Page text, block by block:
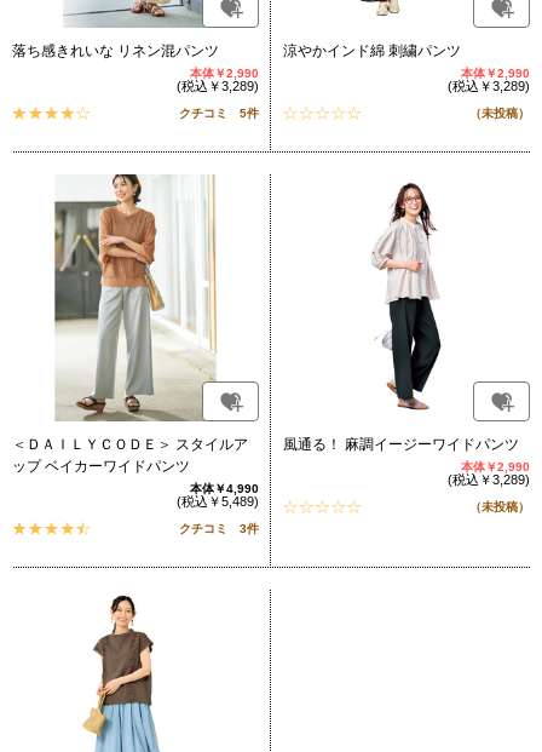
落ち感きれいな リネン混パンツ
本体￥2,990
(税込￥3,289)
クチコミ 5件
涼やかインド綿 刺繍パンツ
本体￥2,990
(税込￥3,289)
（未投稿）
＜ＤＡＩＬＹＣＯＤＥ＞ スタイルア
ップ ベイカーワイドパンツ
本体￥4,990
(税込￥5,489)
クチコミ 3件
風通る！ 麻調イージーワイドパンツ
本体￥2,990
(税込￥3,289)
（未投稿）